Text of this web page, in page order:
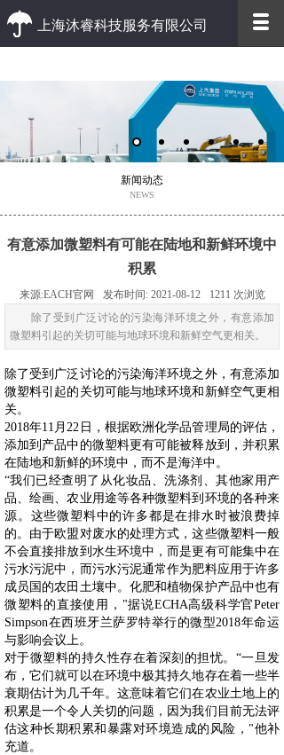
上海沐睿科技服务有限公司
优质的客户服务 高效的办事效率
新闻动态
NEWS
有意添加微塑料有可能在陆地和新鲜环境中
积累
来源:EACH官网 发布时间: 2021-08-12 1211 次浏览
除了受到广泛讨论的污染海洋环境之外，有意添加
微塑料引起的关切可能与地球环境和新鲜空气更相关。
除了受到广泛讨论的污染海洋环境之外，有意添加
微塑料引起的关切可能与地球环境和新鲜空气更相
关。
2018年11月22日，根据欧洲化学品管理局的评估，
添加到产品中的微塑料更有可能被释放到，并积累
在陆地和新鲜的环境中，而不是海洋中。
“我们已经查明了从化妆品、洗涤剂、其他家用产
品、绘画、农业用途等各种微塑料到环境的各种来
源。这些微塑料中的许多都是在排水时被浪费掉
的。由于欧盟对废水的处理方式，这些微塑料一般
不会直接排放到水生环境中，而是更有可能集中在
污水污泥中，而污水污泥通常作为肥料应用于许多
成员国的农田土壤中。化肥和植物保护产品中也有
微塑料的直接使用，"据说ECHA高级科学官Peter
Simpson在西班牙兰萨罗特举行的微型2018年命运
与影响会议上。
对于微塑料的持久性存在着深刻的担忧。“一旦发
布，它们就可以在环境中极其持久地存在着一些半
衰期估计为几千年。这意味着它们在农业土地上的
积累是一个令人关切的问题，因为我们目前无法评
估这种长期积累和暴露对环境造成的风险，"他补
充道。